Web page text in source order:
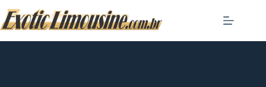
to
content